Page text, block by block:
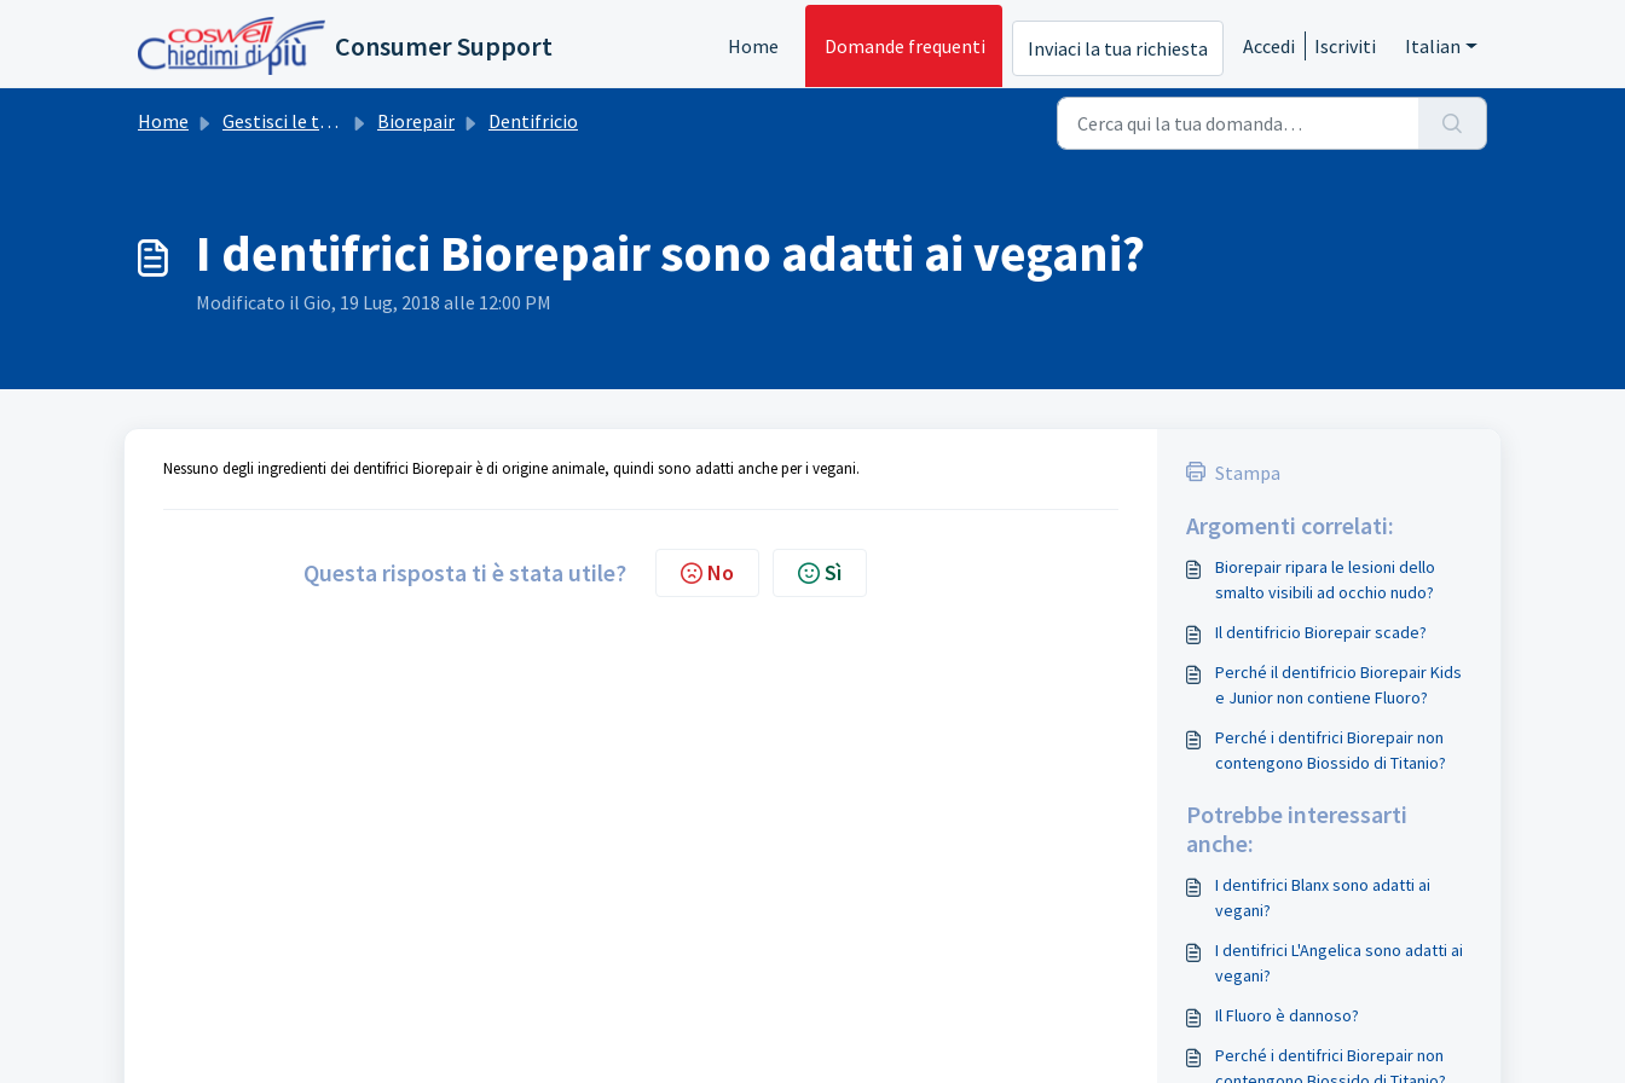
Salta al contenuto principale
Consumer Support Home Domande frequenti Inviaci la tua richiesta Accedi Iscriviti Italian
Home Gestisci le tue richieste Biorepair Dentifricio
I dentifrici Biorepair sono adatti ai vegani?
Modificato il Gio, 19 Lug, 2018 alle 12:00 PM
Nessuno degli ingredienti dei dentifrici Biorepair è di origine animale, quindi sono adatti anche per i vegani.
Questa risposta ti è stata utile? No Sì
Stampa
Argomenti correlati:
Biorepair ripara le lesioni dello
smalto visibili ad occhio nudo?
Il dentifricio Biorepair scade?
Perché il dentifricio Biorepair Kids
e Junior non contiene Fluoro?
Perché i dentifrici Biorepair non
contengono Biossido di Titanio?
Potrebbe interessarti
anche:
I dentifrici Blanx sono adatti ai
vegani?
I dentifrici L'Angelica sono adatti ai
vegani?
Il Fluoro è dannoso?
Perché i dentifrici Biorepair non